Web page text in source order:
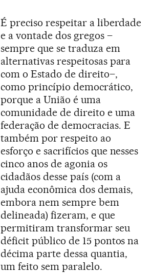
É preciso respeitar a liberdade
e a vontade dos gregos –
sempre que se traduza em
alternativas respeitosas para
com o Estado de direito–,
como princípio democrático,
porque a União é uma
comunidade de direito e uma
federação de democracias. E
também por respeito ao
esforço e sacrifícios que nesses
cinco anos de agonia os
cidadãos desse país (com a
ajuda econômica dos demais,
embora nem sempre bem
delineada) fizeram, e que
permitiram transformar seu
déficit público de 15 pontos na
décima parte dessa quantia,
um feito sem paralelo.